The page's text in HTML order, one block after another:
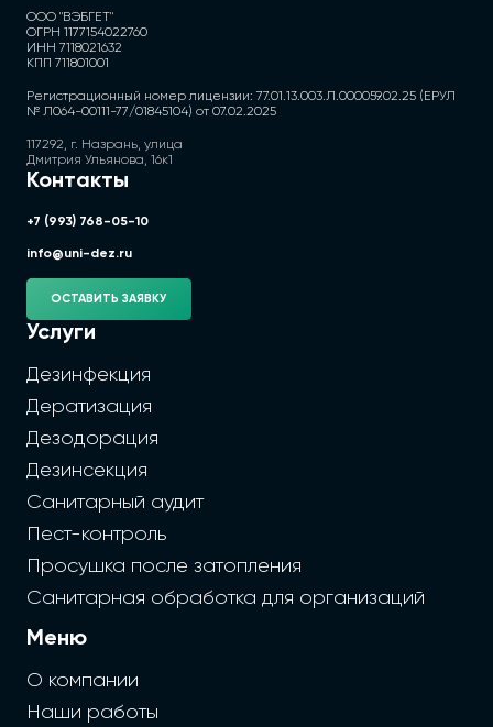
ООО "ВЭБГЕТ"
ОГРН 1177154022760
ИНН 7118021632
КПП 711801001
Регистрационный номер лицензии: 77.01.13.003.Л.000059.02.25 (ЕРУЛ
№ Л064-00111-77/01845104) от 07.02.2025
117292, г. Назрань, улица
Дмитрия Ульянова, 16к1
Контакты
+7 (993) 768-05-10
info@uni-dez.ru
ОСТАВИТЬ ЗАЯВКУ
Услуги
Дезинфекция
Дератизация
Дезодорация
Дезинсекция
Санитарный аудит
Пест-контроль
Просушка после затопления
Санитарная обработка для организаций
Меню
О компании
Наши работы